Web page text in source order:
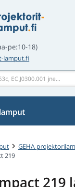
pe:10-18)
lamput.fi
GEHA-
219
219